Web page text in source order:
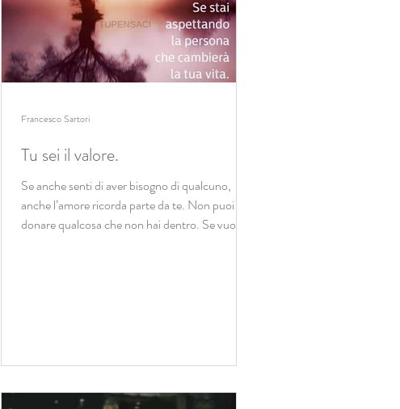
Tu sei il valore.
Se anche senti di aver bisogno di qualcuno,
anche l’amore ricorda parte da te. Non puoi
donare qualcosa che non hai dentro. Se vuoi
Francesco Sartori